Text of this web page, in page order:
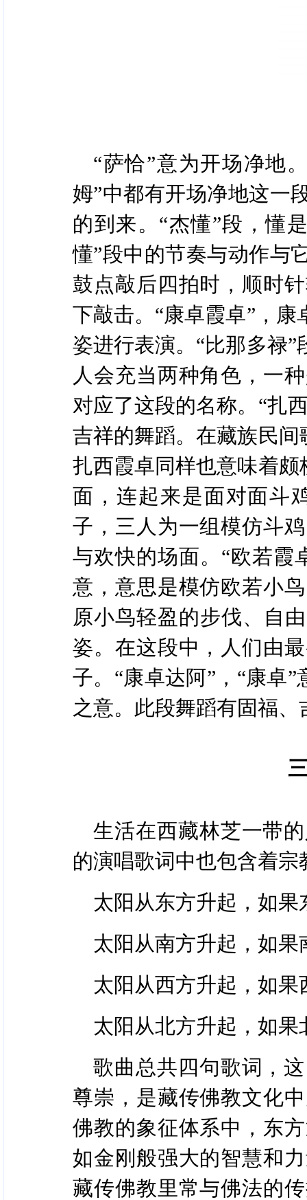
“萨恰”意为开场净地
姆”中都有开场净地这一
的到来。“杰懂”段，懂
懂”段中的节奏与动作与
鼓点敲后四拍时，顺时
下敲击。“康卓霞卓”，
姿进行表演。“比那多禄
人会充当两种角色，一
对应了这段的名称。“扎
吉祥的舞蹈。在藏族民
扎西霞卓同样也意味着
面，连起来是面对面斗
子，三人为一组模仿斗
与欢快的场面。“欧若霞
意，意思是模仿欧若小
原小鸟轻盈的步伐、自
姿。在这段中，人们由
子。“康卓达阿”，“康卓
之意。此段舞蹈有固福、
生活在西藏林芝一带
的演唱歌词中也包含着宗
太阳从东方升起，如
太阳从南方升起，如
太阳从西方升起，如
太阳从北方升起，如
歌曲总共四句歌词，
尊崇，是藏传佛教文化
佛教的象征体系中，东
如金刚般强大的智慧和
藏传佛教里常与佛法的